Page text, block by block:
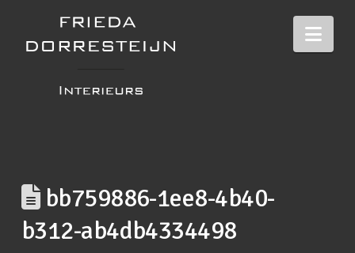
bb759886-1ee8-4b40-
b312-ab4db4334498